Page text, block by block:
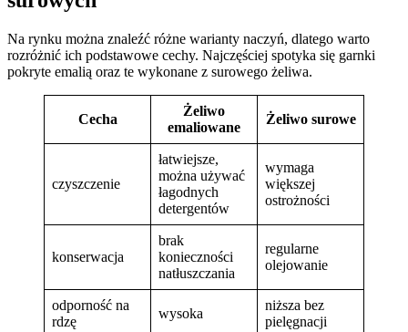
Na rynku można znaleźć różne warianty naczyń, dlatego warto
rozróżnić ich podstawowe cechy. Najczęściej spotyka się garnki
pokryte emalią oraz te wykonane z surowego żeliwa.
Cecha
Żeliwo
emaliowane
Żeliwo surowe
czyszczenie
łatwiejsze,
można używać
łagodnych
detergentów
wymaga
większej
ostrożności
konserwacja
brak
konieczności
natłuszczania
regularne
olejowanie
odporność na
rdzę
wysoka
niższa bez
pielęgnacji